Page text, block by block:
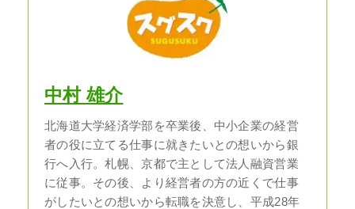
中村 雄介
北海道大学経済学部を卒業後、中小企業の経営
者の役に立てる仕事に就きたいとの想いから銀
行へ入行。札幌、京都で主として法人融資営業
に従事。その後、より経営者の方の近くで仕事
がしたいとの想いから転職を決意し、平成28年